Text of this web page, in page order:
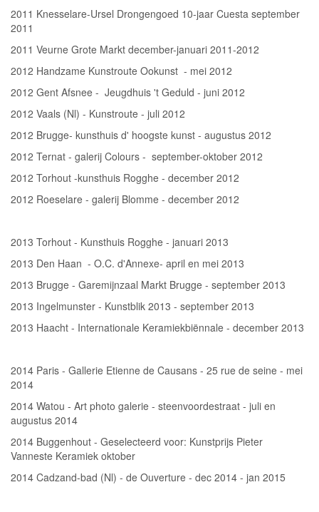
2011 Knesselare-Ursel Drongengoed 10-jaar Cuesta september
2011
2011 Veurne Grote Markt december-januari 2011-2012
2012 Handzame Kunstroute Ookunst - mei 2012
2012 Gent Afsnee - Jeugdhuis 't Geduld - juni 2012
2012 Vaals (Nl) - Kunstroute - juli 2012
2012 Brugge- kunsthuis d' hoogste kunst - augustus 2012
2012 Ternat - galerij Colours - september-oktober 2012
2012 Torhout -kunsthuis Rogghe - december 2012
2012 Roeselare - galerij Blomme - december 2012
2013 Torhout - Kunsthuis Rogghe - januari 2013
2013 Den Haan - O.C. d'Annexe- april en mei 2013
2013 Brugge - Garemijnzaal Markt Brugge - september 2013
2013 Ingelmunster - Kunstblik 2013 - september 2013
2013 Haacht - Internationale Keramiekbiënnale - december 2013
2014 Paris - Gallerie Etienne de Causans - 25 rue de seine - mei
2014
2014 Watou - Art photo galerie - steenvoordestraat - juli en
augustus 2014
2014 Buggenhout - Geselecteerd voor: Kunstprijs Pieter
Vanneste Keramiek oktober
2014 Cadzand-bad (Nl) - de Ouverture - dec 2014 - jan 2015